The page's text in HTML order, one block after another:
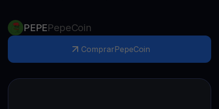
PEPEPepeCoin
ComprarPepeCoin